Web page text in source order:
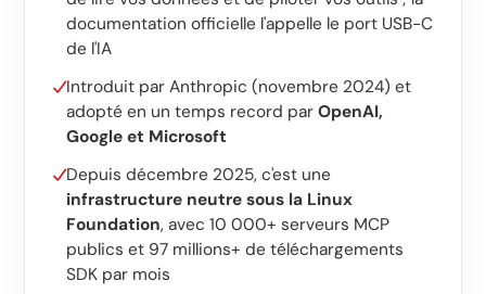
Formation
Création de site web
Ultra-rapide avec Astro
Audits
Site web
SEO
documentation officielle l'appelle le port USB-C
de l'IA
Introduit par Anthropic (novembre 2024) et
adopté en un temps record par OpenAI,
Google et Microsoft
Depuis décembre 2025, c'est une
infrastructure neutre sous la Linux
Foundation, avec 10 000+ serveurs MCP
publics et 97 millions+ de téléchargements
SDK par mois